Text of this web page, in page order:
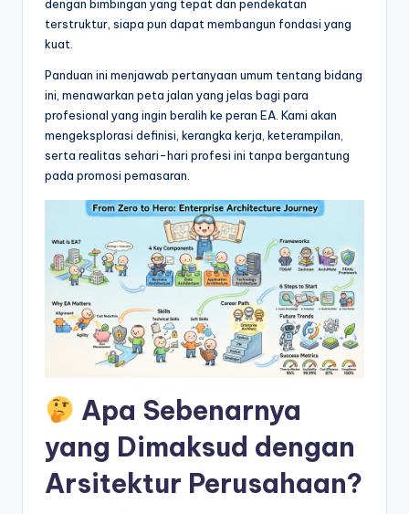
si
&
S
dengan bimbingan yang tepat dan pendekatan
terstruktur, siapa pun dapat membangun fondasi yang
kuat.
Panduan ini menjawab pertanyaan umum tentang bidang
ini, menawarkan peta jalan yang jelas bagi para
profesional yang ingin beralih ke peran EA. Kami akan
mengeksplorasi definisi, kerangka kerja, keterampilan,
serta realitas sehari-hari profesi ini tanpa bergantung
pada promosi pemasaran.
Apa Sebenarnya
yang Dimaksud dengan
Arsitektur Perusahaan?